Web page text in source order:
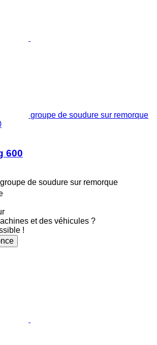
groupe de soudure sur remorque
600
de soudure sur remorque
et des véhicules ?
!